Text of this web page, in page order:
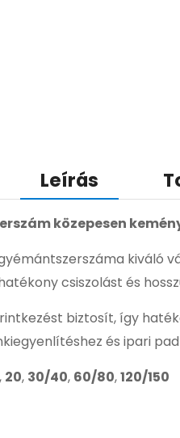
Leírás
közepesen
kiváló
csiszolást és
biztosít, így
és ipari
, 20, 30/40, 60/80,120/150